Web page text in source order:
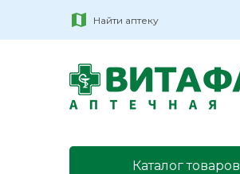
Найти аптеку
Каталог товаров